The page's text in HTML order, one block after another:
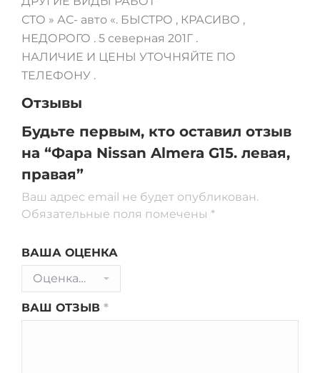
СТО » АС- авто «. БЫСТРО , КРАСИВО ,
НЕДОРОГО . 5 северная 201Г .
НАЛИЧИЕ И ЦЕНЫ УТОЧНЯЙТЕ ПО
ТЕЛЕФОНУ .
Отзывы
Будьте первым, кто оставил отзыв
на “Фара Nissan Almera G15. левая,
правая”
Ваш адрес email не будет опубликован.
Обязательные поля помечены *
ВАША ОЦЕНКА
ВАШ ОТЗЫВ *